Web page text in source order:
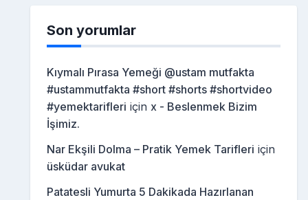
Son yorumlar
Kıymalı Pırasa Yemeği @ustam mutfakta
#ustammutfakta #short #shorts #shortvideo
#yemektarifleri için x - Beslenmek Bizim
İşimiz.
Nar Ekşili Dolma – Pratik Yemek Tarifleri için
üsküdar avukat
Patatesli Yumurta 5 Dakikada Hazırlanan